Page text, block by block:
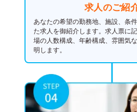
求人のご紹
あなたの希望の勤務地、施設、条
た求人を御紹介します。求人票に
場の人数構成、年齢構成、雰囲気
明します。